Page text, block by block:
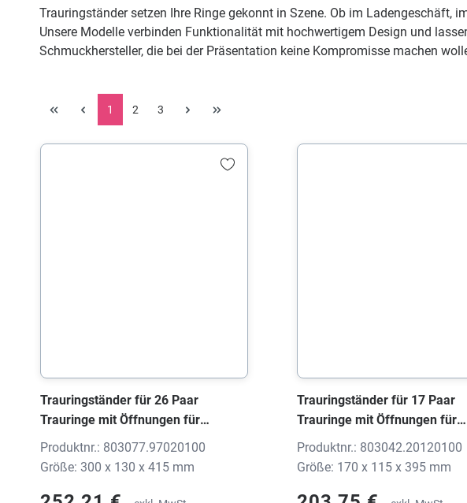
Trauringständer setzen Ihre Ringe gekonnt in Szene. Ob im
Unsere Modelle verbinden Funktionalität mit hochwertigem Design und
Schmuckhersteller, die bei der Präsentation keine Kompromisse machen
1 2 3
Trauringständer für 26 Paar
Trauringe mit Öffnungen für
Preisetiketten, 8030 WEDDING
Metall silber, 300x130x415 mm,
Produktnr.: 803077.97020100
Größe: 300 x 130 x 415 mm
Trauringständer für 17 Paar
Trauringe mit Öffnungen für
Preisetiketten, 8030 WEDDING
Soft schwarz, 170x115x395
Produktnr.: 803042.20120100
Größe: 170 x 115 x 395 mm